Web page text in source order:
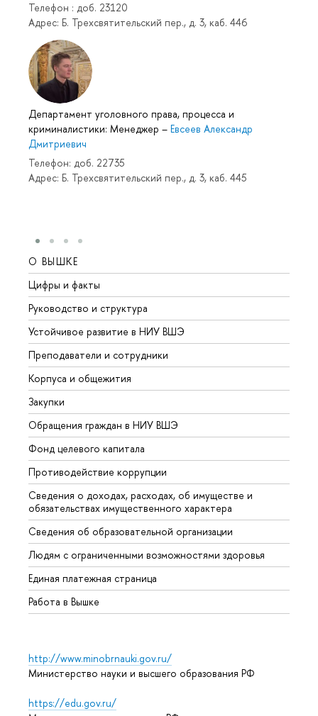
Телефон : доб. 23120
Адрес: Б. Трехсвятительский пер., д. 3, каб. 446
Департамент уголовного права, процесса и
криминалистики: Менеджер – Евсеев Александр
Дмитриевич
Телефон: доб. 22735
Адрес: Б. Трехсвятительский пер., д. 3, каб. 445
О ВЫШКЕ
Цифры и факты
Руководство и структура
Устойчивое развитие в НИУ ВШЭ
Преподаватели и сотрудники
Корпуса и общежития
Закупки
Обращения граждан в НИУ ВШЭ
Фонд целевого капитала
Противодействие коррупции
Сведения о доходах, расходах, об имуществе и
обязательствах имущественного характера
Сведения об образовательной организации
Людям с ограниченными возможностями здоровья
Единая платежная страница
Работа в Вышке
http://www.minobrnauki.gov.ru/
Министерство науки и высшего образования РФ
https://edu.gov.ru/